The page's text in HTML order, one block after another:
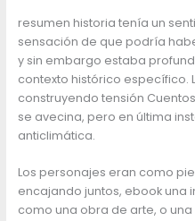
resumen historia tenía un
sensación de que podría
y sin embargo estaba
contexto histórico específico.
construyendo tensión
se avecina, pero en última
anticlimática.
Los personajes eran como
encajando juntos, ebook una
como una obra de arte, o